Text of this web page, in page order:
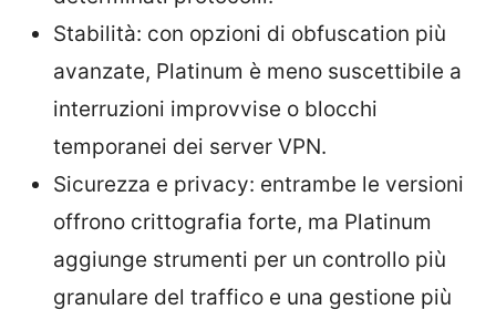
Stabilità: con opzioni di obfuscation più
avanzate, Platinum è meno suscettibile a
interruzioni improvvise o blocchi
temporanei dei server VPN.
Sicurezza e privacy: entrambe le versioni
offrono crittografia forte, ma Platinum
aggiunge strumenti per un controllo più
granulare del traffico e una gestione più